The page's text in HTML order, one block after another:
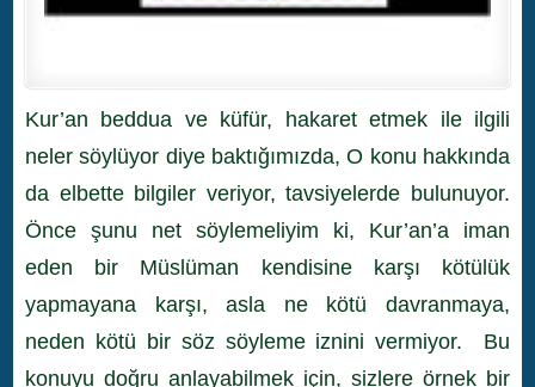
Kur’an beddua ve küfür, hakaret etmek ile ilgili
neler söylüyor diye baktığımızda, O konu hakkında
da elbette bilgiler veriyor, tavsiyelerde bulunuyor.
Önce şunu net söylemeliyim ki, Kur’an’a iman
eden bir Müslüman kendisine karşı kötülük
yapmayana karşı, asla ne kötü davranmaya,
neden kötü bir söz söyleme iznini vermiyor. Bu
konuyu doğru anlayabilmek için, sizlere örnek bir